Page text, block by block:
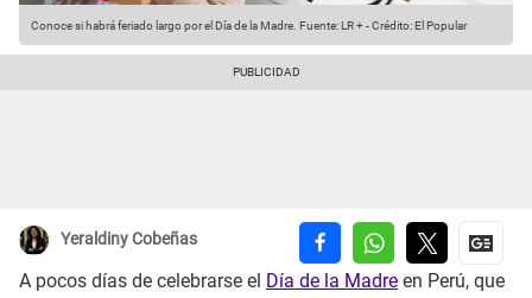
Conoce si habrá feriado largo por el Día de la Madre. Fuente: LR +-Crédito: El Popular
Yeraldiny Cobeñas
A pocos días de celebrarse el Día de la Madre en Perú, que